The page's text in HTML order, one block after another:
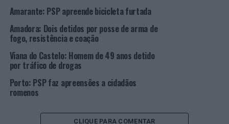
VILA NOVA DE GAIA
VIOLÊNCIA DOMÉSTICA
Porto: Operação na Baixa leva a duas detenções e sete
identificações
NÃO PERCA
Amarante: PSP apreende bicicleta furtada
Amadora: Dois detidos por posse de arma de
fogo, resistência e coação
Viana do Castelo: Homem de 49 anos detido
por tráfico de drogas
Porto: PSP faz apreensões a cidadãos
romenos
CLIQUE PARA COMENTAR